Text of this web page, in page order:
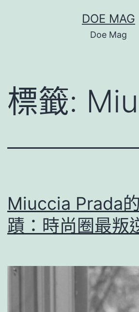
容
DOE MAG
Doe Mag
標籤:
Miuccia Prada
蹟：時尚圈最叛